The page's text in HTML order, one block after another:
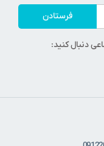
فرستادن
دنبال کنید: